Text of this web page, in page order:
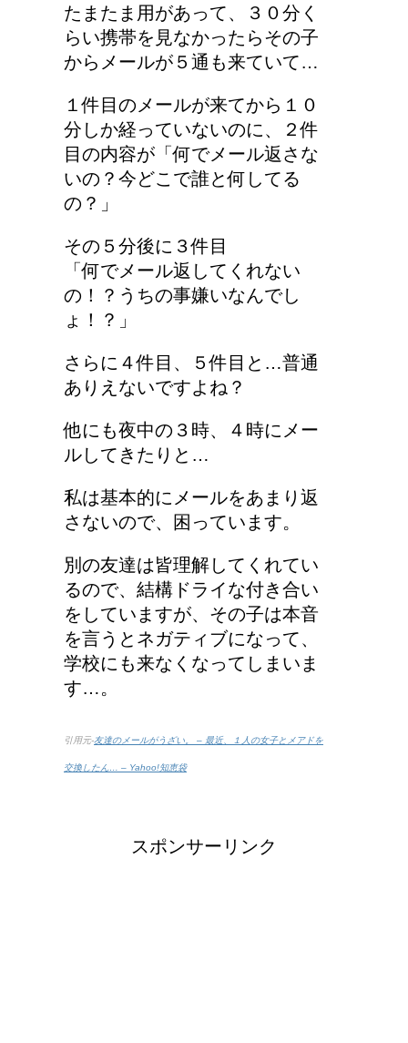
たまたま用があって、３０分く
らい携帯を見なかったらその子
からメールが５通も来ていて…
１件目のメールが来てから１０
分しか経っていないのに、２件
目の内容が「何でメール返さな
いの？今どこで誰と何してる
の？」
その５分後に３件目
「何でメール返してくれない
の！？うちの事嫌いなんでし
ょ！？」
さらに４件目、５件目と…普通
ありえないですよね？
他にも夜中の３時、４時にメー
ルしてきたりと…
私は基本的にメールをあまり返
さないので、困っています。
別の友達は皆理解してくれてい
るので、結構ドライな付き合い
をしていますが、その子は本音
を言うとネガティブになって、
学校にも来なくなってしまいま
す…。
引用元-友達のメールがうざい。 – 最近、１人の女子とメアドを
交換したん… – Yahoo!知恵袋
スポンサーリンク